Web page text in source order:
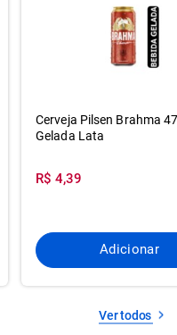
Cerveja Pilsen Brahma
Gelada Lata
R$ 4,39
Adicionar
Ver todos